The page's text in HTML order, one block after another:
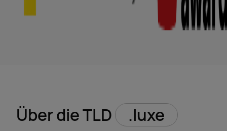
Über die TLD .luxe